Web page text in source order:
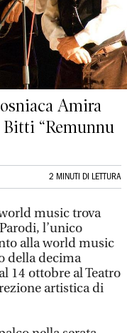
Amira
“Remunnu
2 MINUTI DI LETTURA
music trova
l’unico
alla world music
della decima
14 ottobre al Teatro
artistica di